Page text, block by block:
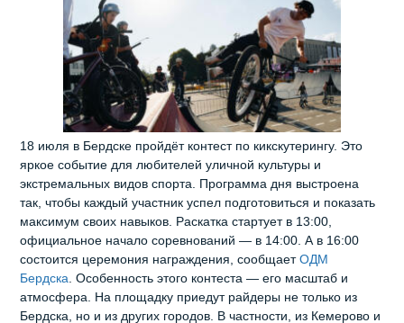
18 июля в Бердске пройдёт контест по кикскутерингу. Это
яркое событие для любителей уличной культуры и
экстремальных видов спорта. Программа дня выстроена
так, чтобы каждый участник успел подготовиться и показать
максимум своих навыков. Раскатка стартует в 13:00,
официальное начало соревнований — в 14:00. А в 16:00
состоится церемония награждения, сообщаетОДМ
Бердска. Особенность этого контеста — его масштаб и
атмосфера. На площадку приедут райдеры не только из
Бердска, но и из других городов. В частности, из Кемерово и